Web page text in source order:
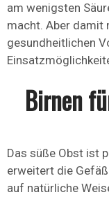
am wenigsten
macht. Aber damit
gesundheitlichen
Birnen
Das süße Obst ist
erweitert die
auf natürliche